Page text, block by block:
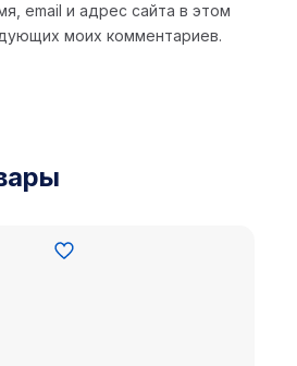
email и адрес сайта в этом
моих комментариев.